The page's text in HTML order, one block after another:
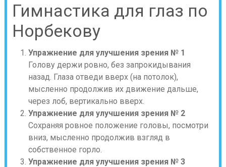
Гимнастика для глаз по
Норбекову
Упражнение для улучшения зрения № 1
Голову держи ровно, без запрокидывания
назад. Глаза отведи вверх (на потолок),
мысленно продолжив их движение дальше,
через лоб, вертикально вверх.
Упражнение для улучшения зрения № 2
Сохраняя ровное положение головы, посмотри
вниз, мысленно продолжив взгляд в
собственное горло.
Упражнение для улучшения зрения № 3